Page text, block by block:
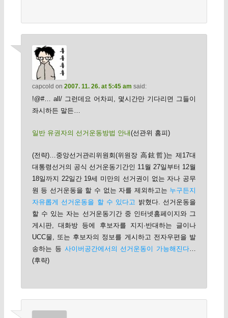
capcold on 2007. 11. 26. at 5:45 am said:
!@#… all/ 그런데요 어차피, 몇시간만 기다리면 그들이
좌시하든 말든…
일반 유권자의 선거운동방법 안내(선관위 홈피)
(전략)…중앙선거관리위원회(위원장 高鉉哲)는 제17대
대통령선거의 공식 선거운동기간인 11월 27일부터 12월
18일까지 22일간 19세 미만의 선거권이 없는 자나 공무
원 등 선거운동을 할 수 없는 자를 제외하고는 누구든지
자유롭게 선거운동을 할 수 있다고 밝혔다. 선거운동을
할 수 있는 자는 선거운동기간 중 인터넷홈페이지와 그
게시판, 대화방 등에 후보자를 지지·반대하는 글이나
UCC물, 또는 후보자의 정보를 게시하고 전자우편을 발
송하는 등 사이버공간에서의 선거운동이 가능해진다…
(후략)